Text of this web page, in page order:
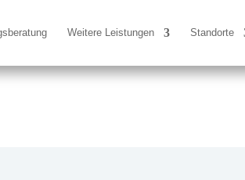
Weitere Leistungen Standorte